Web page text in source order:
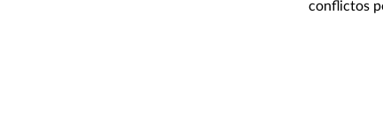
conflictos